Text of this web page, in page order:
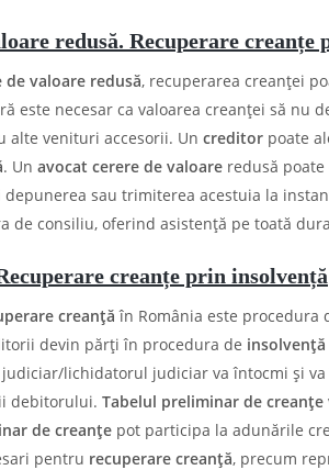
redusă. Recuperare creanțe
de valoare redusă, recuperarea creanței
este necesar ca valoarea creanței să nu
alte venituri accesorii. Un creditor poate
. Un avocat cerere de valoare redusă
sau trimiterea acestuia la
de consiliu, oferind asistență pe toată
creanțe prin insolvență
creanță în România este procedura
devin părți în procedura de insolvență
lichidatorul judiciar va întocmi şi
debitorului. Tabelul preliminar de creanţe
de creanţe pot participa la adunările
pentru recuperare creanță, precum